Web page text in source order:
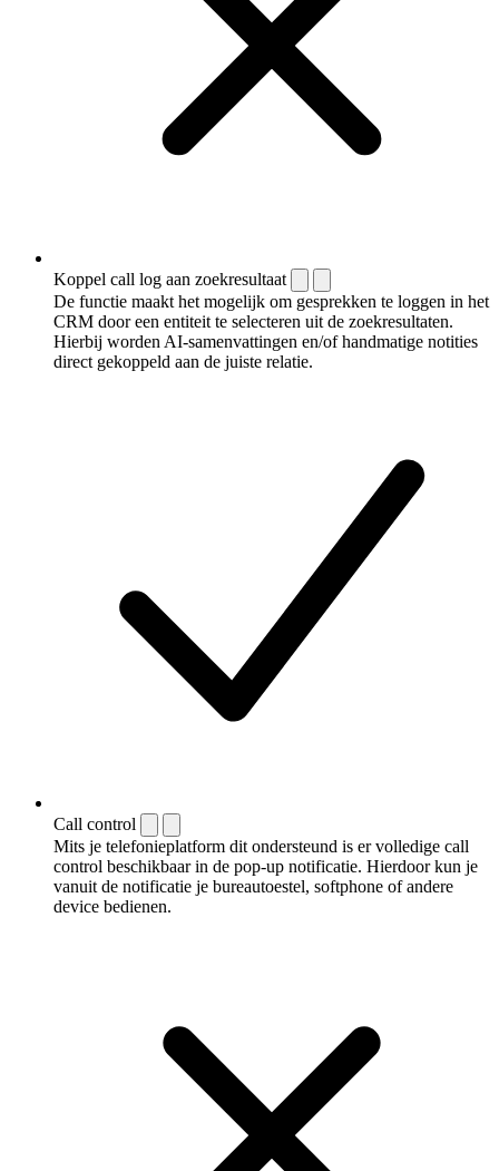
Koppel call log aan zoekresultaat
De functie maakt het mogelijk om gesprekken te loggen in het
CRM door een entiteit te selecteren uit de zoekresultaten.
Hierbij worden AI-samenvattingen en/of handmatige notities
direct gekoppeld aan de juiste relatie.
Call control
Mits je telefonieplatform dit ondersteund is er volledige call
control beschikbaar in de pop-up notificatie. Hierdoor kun je
vanuit de notificatie je bureautoestel, softphone of andere
device bedienen.